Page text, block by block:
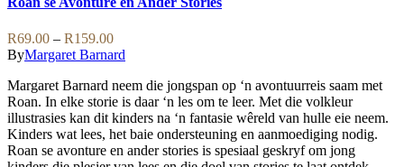
variants.
The
options
may
be
chosen
on
the
product
R69.00 – R159.00Price
range:
through
R159.00
ByMargaret Barnard
Margaret Barnard neem die jongspan op ‘n avontuurreis saam met
Roan. In elke storie is daar ‘n les om te leer. Met die volkleur
illustrasies kan dit kinders na ‘n fantasie wêreld van hulle eie neem.
Kinders wat lees, het baie ondersteuning en aanmoediging nodig.
Roan se avonture en ander stories is spesiaal geskryf om jong